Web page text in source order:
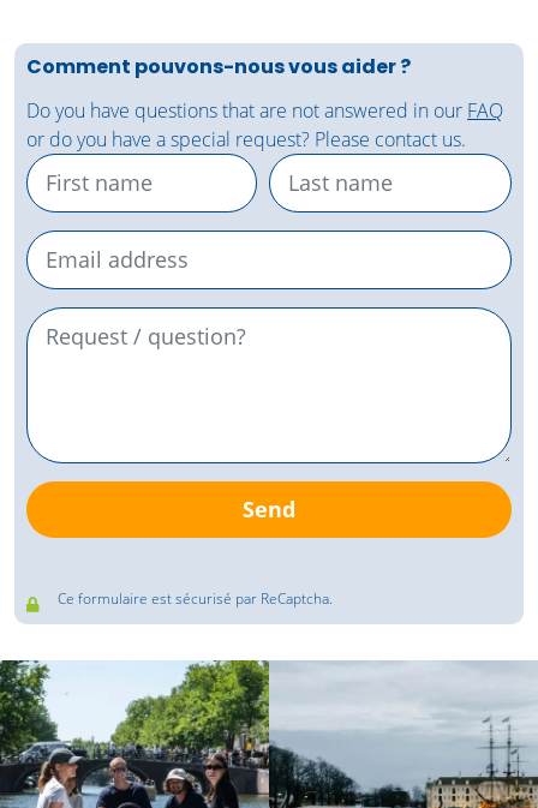
Comment pouvons-nous vous aider ?
Do you have questions that are not answered in our FAQ
or do you have a special request? Please contact us.
Send
Ce formulaire est sécurisé par ReCaptcha.